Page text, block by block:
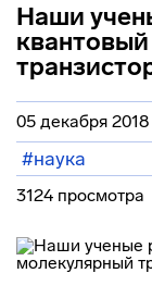
Наши
05 декабря 2018
#наука
3124 просмотра